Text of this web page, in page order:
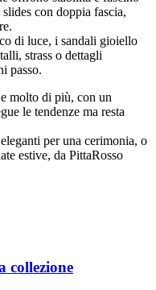
con doppia fascia,
di luce, i sandali gioiello
strass o dettagli
passo.
molto di più, con un
le tendenze ma resta
per una cerimonia, o
estive, da PittaRosso
collezione